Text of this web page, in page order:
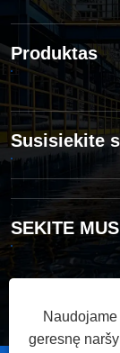
Produktas
Susisiekite
SEKITE MUS
geresnę